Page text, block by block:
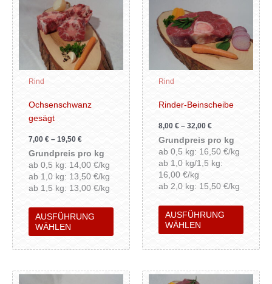
Rind
Ochsenschwanz
gesägt
7,00€ –19,50€
Grundpreis pro kg
ab 0,5 kg: 14,00 €/kg
ab 1,0 kg: 13,50 €/kg
ab 1,5 kg: 13,00 €/kg
AUSFÜHRUNG
WÄHLEN
Produkt
weist
mehrere
Varianten
Optionen
können
Produktseite
gewählt
werden
Rind
Rinder-Beinscheibe
8,00€ –32,00€
Grundpreis pro kg
ab 0,5 kg: 16,50 €/kg
ab 1,0 kg/1,5 kg:
16,00 €/kg
ab 2,0 kg: 15,50 €/kg
AUSFÜHRUNG
WÄHLEN
Produkt
weist
können
gewählt
werden
Dieses
Dieses